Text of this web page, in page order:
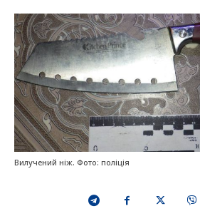
Вилучений ніж. Фото: поліція